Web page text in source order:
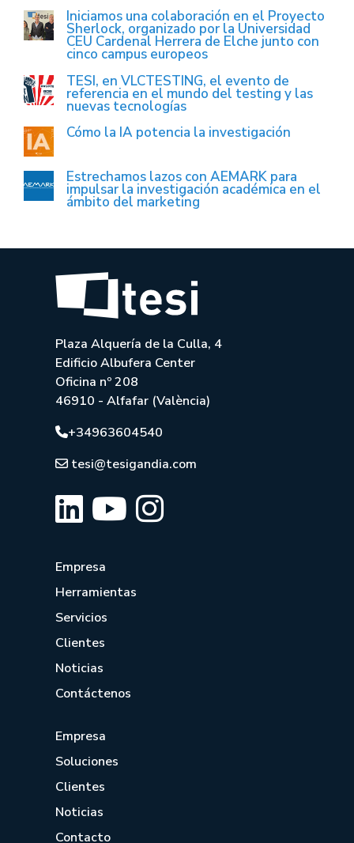
Iniciamos una colaboración en el Proyecto
Sherlock, organizado por la Universidad
CEU Cardenal Herrera de Elche junto con
cinco campus europeos
TESI, en VLCTESTING, el evento de
referencia en el mundo del testing y las
nuevas tecnologías
Cómo la IA potencia la investigación
Estrechamos lazos con AEMARK para
impulsar la investigación académica en el
ámbito del marketing
Plaza Alquería de la Culla, 4
Edificio Albufera Center
Oficina nº 208
46910 - Alfafar (València)
+34963604540
tesi@tesigandia.com
Empresa
Herramientas
Servicios
Clientes
Noticias
Contáctenos
Empresa
Soluciones
Clientes
Noticias
Contacto